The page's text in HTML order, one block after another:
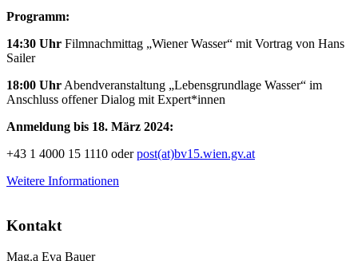
Programm:
14:30 Uhr Filmnachmittag „Wiener Wasser“ mit Vortrag von Hans
Sailer
18:00 Uhr Abendveranstaltung „Lebensgrundlage Wasser“ im
Anschluss offener Dialog mit Expert*innen
Anmeldung bis 18. März 2024:
+43 1 4000 15 1110 oderpost(at)bv15.wien.gv.at
Weitere Informationen
Kontakt
Mag.a Eva Bauer